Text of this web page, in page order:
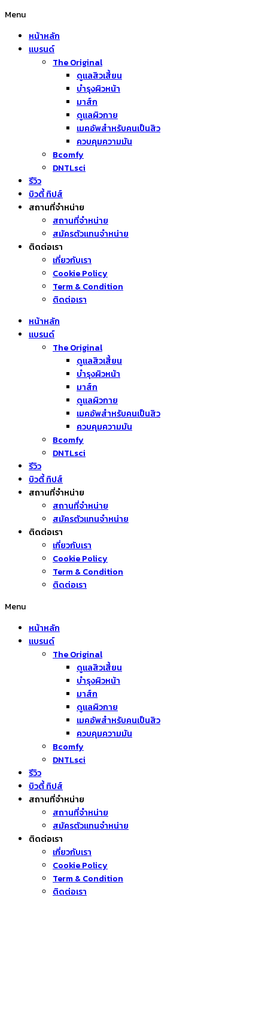
Menu
หน้าหลัก
แบรนด์
The Original
ดูแลสิวเสี้ยน
บำรุงผิวหน้า
มาส์ก
ดูแลผิวกาย
เมคอัพสำหรับคนเป็นสิว
ควบคุมความมัน
Bcomfy
DNTLsci
รีวิว
บิวตี้ ทิปส์
สถานที่จำหน่าย
สถานที่จำหน่าย
สมัครตัวแทนจำหน่าย
ติดต่อเรา
เกี่ยวกับเรา
Cookie Policy
Term & Condition
ติดต่อเรา
หน้าหลัก
แบรนด์
The Original
ดูแลสิวเสี้ยน
บำรุงผิวหน้า
มาส์ก
ดูแลผิวกาย
เมคอัพสำหรับคนเป็นสิว
ควบคุมความมัน
Bcomfy
DNTLsci
รีวิว
บิวตี้ ทิปส์
สถานที่จำหน่าย
สถานที่จำหน่าย
สมัครตัวแทนจำหน่าย
ติดต่อเรา
เกี่ยวกับเรา
Cookie Policy
Term & Condition
ติดต่อเรา
Menu
หน้าหลัก
แบรนด์
The Original
ดูแลสิวเสี้ยน
บำรุงผิวหน้า
มาส์ก
ดูแลผิวกาย
เมคอัพสำหรับคนเป็นสิว
ควบคุมความมัน
Bcomfy
DNTLsci
รีวิว
บิวตี้ ทิปส์
สถานที่จำหน่าย
สถานที่จำหน่าย
สมัครตัวแทนจำหน่าย
ติดต่อเรา
เกี่ยวกับเรา
Cookie Policy
Term & Condition
ติดต่อเรา